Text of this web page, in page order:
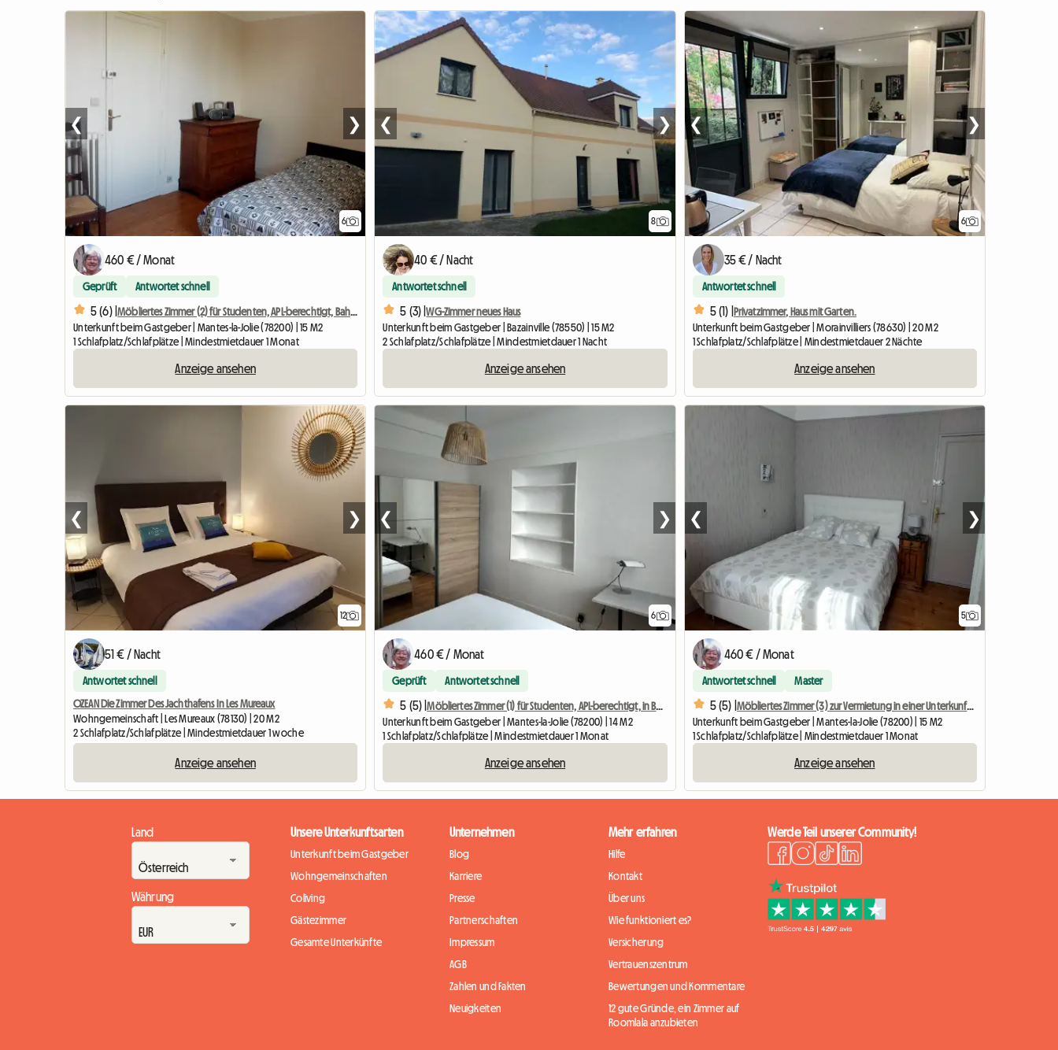
6
❮ ❯
460 € / Monat
Geprüft Antwortet schnell
5 (6) |
Möbliertes Zimmer (2) für Studenten, APL-berechtigt, Bahnhofsnähe
Unterkunft beim Gastgeber | Mantes-la-Jolie (78200) | 15 M2
1 Schlafplatz/Schlafplätze | Mindestmietdauer 1 Monat
Anzeige ansehen
8
❮ ❯
40 € / Nacht
Antwortet schnell
5 (3) |WG-Zimmer neues Haus
Unterkunft beim Gastgeber | Bazainville (78550) | 15 M2
2 Schlafplatz/Schlafplätze | Mindestmietdauer 1 Nacht
Anzeige ansehen
6
❮ ❯
35 € / Nacht
Antwortet schnell
5 (1) | Privatzimmer, Haus mit Garten.
Unterkunft beim Gastgeber | Morainvilliers (78630) | 20 M2
1 Schlafplatz/Schlafplätze | Mindestmietdauer 2 Nächte
Anzeige ansehen
12
❮ ❯
51 € / Nacht
Antwortet schnell
OZEAN Die Zimmer Des Jachthafens In Les Mureaux
Wohngemeinschaft | Les Mureaux (78130) | 20 M2
2 Schlafplatz/Schlafplätze | Mindestmietdauer 1 woche
Anzeige ansehen
6
❮ ❯
460 € / Monat
Geprüft Antwortet schnell
5 (5) |
Möbliertes Zimmer (1) für Studenten, APL-berechtigt, in Bahnhofsnähe..
Unterkunft beim Gastgeber | Mantes-la-Jolie (78200) | 14 M2
1 Schlafplatz/Schlafplätze | Mindestmietdauer 1 Monat
Anzeige ansehen
5
❮ ❯
460 € / Monat
Antwortet schnell Master
5 (5) |
Möbliertes Zimmer (3) zur Vermietung in einer Unterkunft beim Gastgeber
Unterkunft beim Gastgeber | Mantes-la-Jolie (78200) | 15 M2
1 Schlafplatz/Schlafplätze | Mindestmietdauer 1 Monat
Anzeige ansehen
Land
Währung
Unsere Unterkunftsarten
Unterkunft beim Gastgeber
Wohngemeinschaften
Coliving
Gästezimmer
Gesamte Unterkünfte
Unternehmen
Blog
Karriere
Presse
Partnerschaften
Impressum
AGB
Zahlen und Fakten
Neuigkeiten
Mehr erfahren
Hilfe
Kontakt
Über uns
Wie funktioniert es?
Versicherung
Vertrauenszentrum
Bewertungen und Kommentare
12 gute Gründe, ein Zimmer auf
Roomlala anzubieten
Werde Teil unserer Community!